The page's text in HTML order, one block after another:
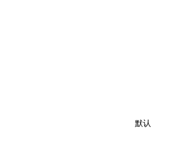
默认